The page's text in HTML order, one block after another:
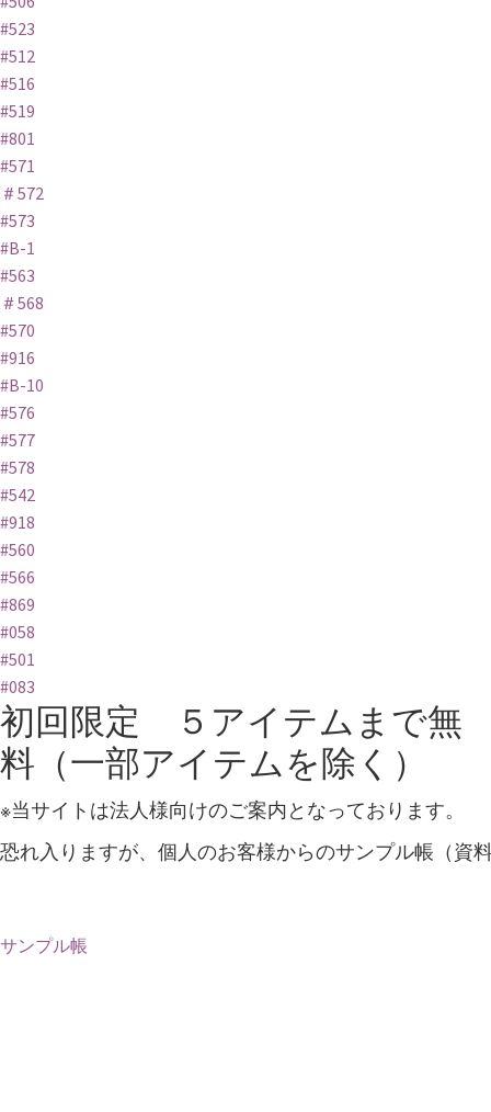
#523
#512
#516
#519
#801
#571
＃572
#573
#B-1
#563
＃568
#570
#916
#B-10
#576
#577
#578
#542
#918
#560
#566
#869
#058
#501
#083
初回限定 ５アイテムまで無
料（一部アイテムを除く）
※当サイトは法人様向けのご案内となっております。
恐れ入りますが、個人のお客様からのサンプル帳（資
サンプル帳